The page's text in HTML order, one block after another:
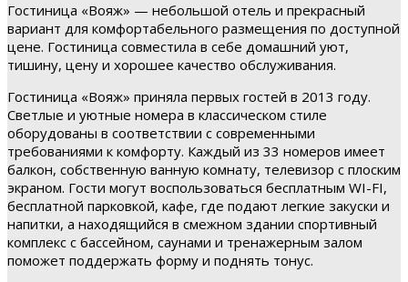
Гостиница «Вояж» — небольшой отель и прекрасный
вариант для комфортабельного размещения по доступной
цене. Гостиница совместила в себе домашний уют,
тишину, цену и хорошее качество обслуживания.
Гостиница «Вояж» приняла первых гостей в 2013 году.
Светлые и уютные номера в классическом стиле
оборудованы в соответствии с современными
требованиями к комфорту. Каждый из 33 номеров имеет
балкон, собственную ванную комнату, телевизор с плоским
экраном. Гости могут воспользоваться бесплатным WI-FI,
бесплатной парковкой, кафе, где подают легкие закуски и
напитки, а находящийся в смежном здании спортивный
комплекс с бассейном, саунами и тренажерным залом
поможет поддержать форму и поднять тонус.